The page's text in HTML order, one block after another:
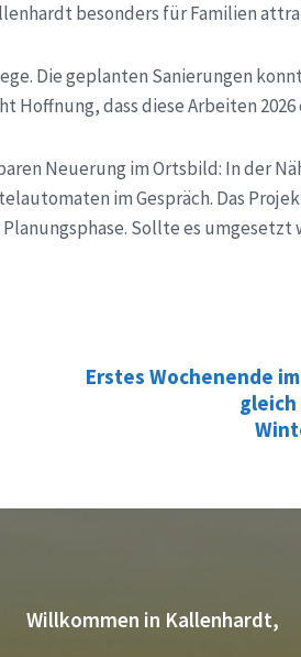
besonders für Familien
Die geplanten Sanierungen
Hoffnung, dass diese Arbeiten 2026
Neuerung im Ortsbild: In der
im Gespräch. Das
Sollte es umgesetzt
Erstes Wochenende
Willkommen in Kallenhardt,